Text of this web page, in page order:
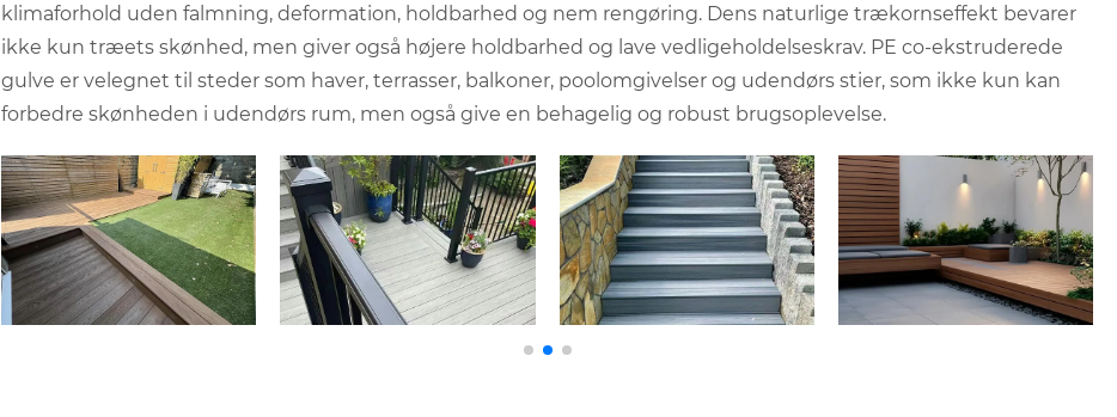
klimaforhold uden falmning, deformation, holdbarhed og nem rengøring. Dens naturlige trækornseffekt bevarer
ikke kun træets skønhed, men giver også højere holdbarhed og lave vedligeholdelseskrav. PE co-ekstruderede
gulve er velegnet til steder som haver, terrasser, balkoner, poolomgivelser og udendørs stier, som ikke kun kan
forbedre skønheden i udendørs rum, men også give en behagelig og robust brugsoplevelse.